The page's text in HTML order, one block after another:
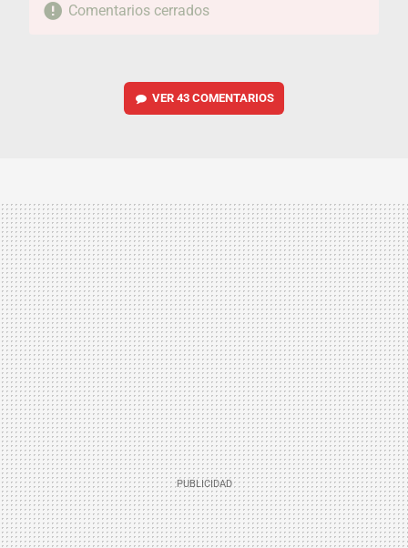
Comentarios cerrados
VER 43 COMENTARIOS